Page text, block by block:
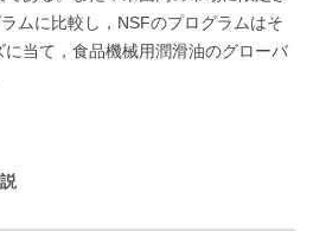
ムに比較し，NSFのプログラムはそ
当て，食品機械用潤滑油のグローバ